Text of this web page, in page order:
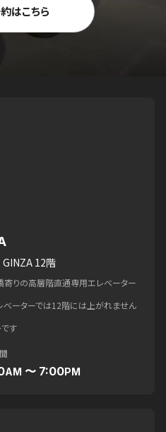
はこちら
12階
りの高層階直通専用エレベーター
ーターでは12階には上がれません
す
AM 〜 7:00PM